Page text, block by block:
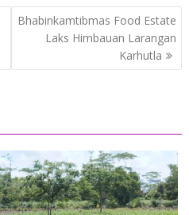
Bhabinkamtibmas Food Estate
Laks Himbauan Larangan
Karhutla